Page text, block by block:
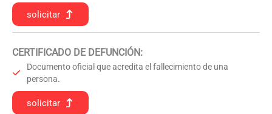
solicitar
CERTIFICADO DE DEFUNCIÓN:
Documento oficial que acredita el fallecimiento de una
persona.
solicitar